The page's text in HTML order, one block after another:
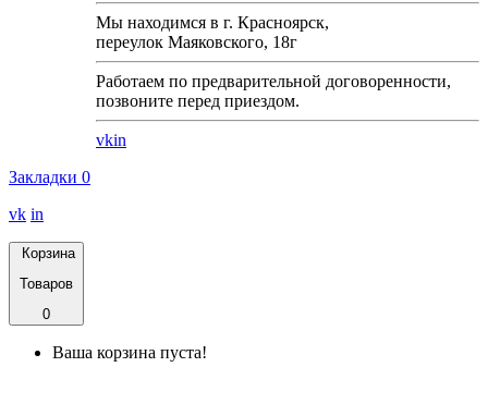
Мы находимся в г. Красноярск,
переулок Маяковского, 18г
Работаем по предварительной договоренности,
позвоните перед приездом.
vkin
Закладки 0
vk in
Корзина
Товаров
0
Ваша корзина пуста!